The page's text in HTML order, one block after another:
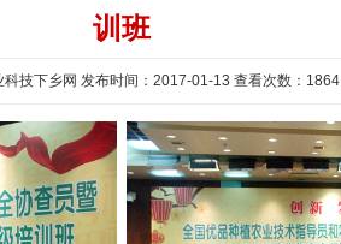
训班
科技下乡网 发布时间：2017-01-13 查看次数：1864